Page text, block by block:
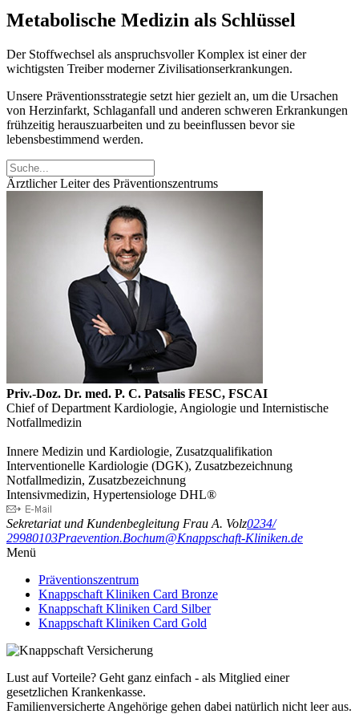
Metabolische Medizin als Schlüssel
Der Stoffwechsel als anspruchsvoller Komplex ist einer der
wichtigsten Treiber moderner Zivilisationserkrankungen.
Unsere Präventionsstrategie setzt hier gezielt an, um die Ursachen
von Herzinfarkt, Schlaganfall und anderen schweren Erkrankungen
frühzeitig herauszuarbeiten und zu beeinflussen bevor sie
lebensbestimmend werden.
Ärztlicher Leiter des Präventionszentrums
Priv.-Doz. Dr. med. P. C. Patsalis FESC, FSCAI
Chief of Department Kardiologie, Angiologie und Internistische
Notfallmedizin
Innere Medizin und Kardiologie, Zusatzqualifikation
Interventionelle Kardiologie (DGK), Zusatzbezeichnung
Notfallmedizin, Zusatzbezeichnung
Intensivmedizin, Hypertensiologe DHL®
Sekretariat und Kundenbegleitung Frau A. Volz0234/
29980103Praevention.Bochum@Knappschaft-Kliniken.de
Menü
Präventionszentrum
Knappschaft Kliniken Card Bronze
Knappschaft Kliniken Card Silber
Knappschaft Kliniken Card Gold
Lust auf Vorteile? Geht ganz einfach - als Mitglied einer
gesetzlichen Krankenkasse.
Familienversicherte Angehörige gehen dabei natürlich nicht leer aus.